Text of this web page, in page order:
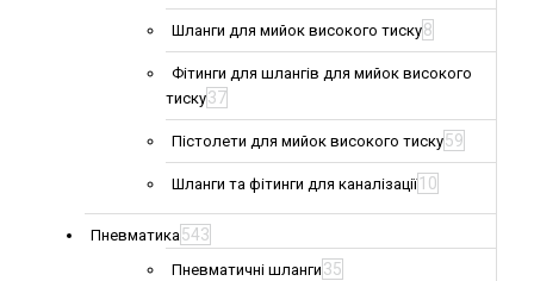
Шланги для мийок високого тиску8
Фітинги для шлангів для мийок високого
тиску37
Пістолети для мийок високого тиску59
Шланги та фітинги для каналізації 10
Пневматика543
Пневматичні шланги 35